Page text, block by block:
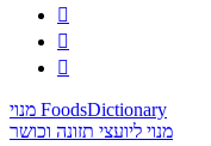



מנוי FoodsDictionary
מנוי ליועצי תזונה וכושר